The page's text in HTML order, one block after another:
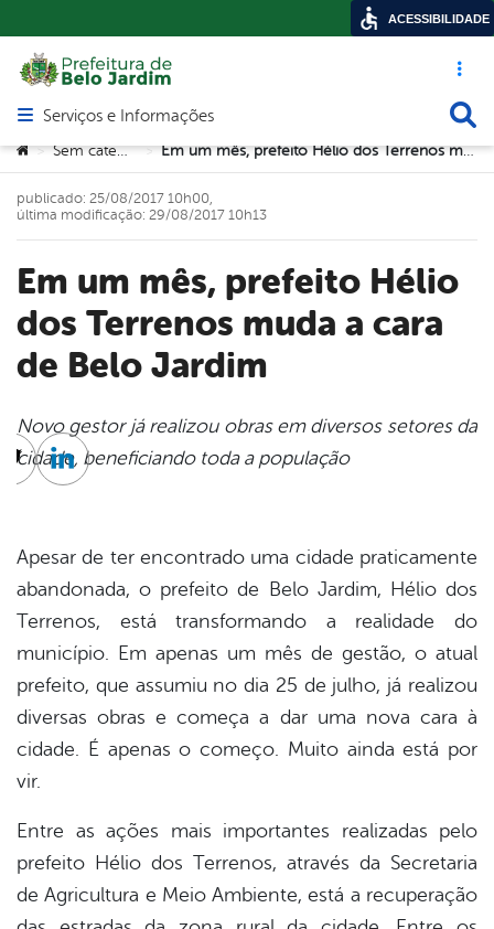
Acesso
Abrir menu principal de navegação
Serviços e Informações
Você está aqui:
> Sem categoria > Em um mês, prefeito Hélio dos Terrenos muda a cara de Belo Jardim
Em um mês, prefeito Hélio
dos Terrenos muda a cara
de Belo Jardim
publicado: 25/08/2017 10h00,
última modificação: 29/08/2017 10h13
Novo gestor já realizou obras em diversos setores da
cidade, beneficiando toda a população
Apesar de ter encontrado uma cidade praticamente
abandonada, o prefeito de Belo Jardim, Hélio dos
Terrenos, está transformando a realidade do
município. Em apenas um mês de gestão, o atual
prefeito, que assumiu no dia 25 de julho, já realizou
diversas obras e começa a dar uma nova cara à
cidade. É apenas o começo. Muito ainda está por
vir.
Entre as ações mais importantes realizadas pelo
prefeito Hélio dos Terrenos, através da Secretaria
de Agricultura e Meio Ambiente, está a recuperação
TwitterLinkedin
ACESSIBILIDADE